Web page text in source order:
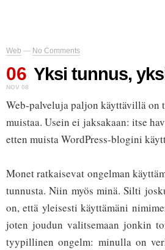
Web — No Comments
06
NOV 08
Yksi tunnus,
Web-palveluja paljon käyttävillä on
muistaa. Usein ei jaksakaan: itse
etten muista WordPress-blogini
Monet ratkaisevat ongelman
tunnusta. Niin myös minä. Silti
on, että yleisesti käyttämäni
joten joudun valitsemaan jonkin
tyypillinen ongelm: minulla on